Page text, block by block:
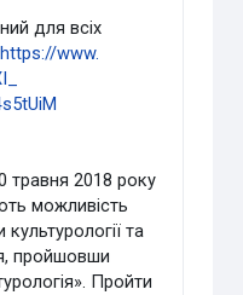
для всіх
https://www.
травня 2018 року
можливість
та
пройшовши
Пройти